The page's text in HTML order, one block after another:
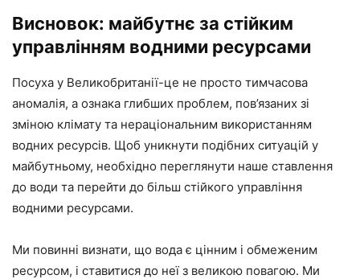
Висновок: майбутнє за стійким
управлінням водними ресурсами
Посуха у Великобританії-це не просто тимчасова
аномалія, а ознака глибших проблем, пов’язаних зі
зміною клімату та нераціональним використанням
водних ресурсів. Щоб уникнути подібних ситуацій у
майбутньому, необхідно переглянути наше ставлення
до води та перейти до більш стійкого управління
водними ресурсами.
Ми повинні визнати, що вода є цінним і обмеженим
ресурсом, і ставитися до неї з великою повагою. Ми